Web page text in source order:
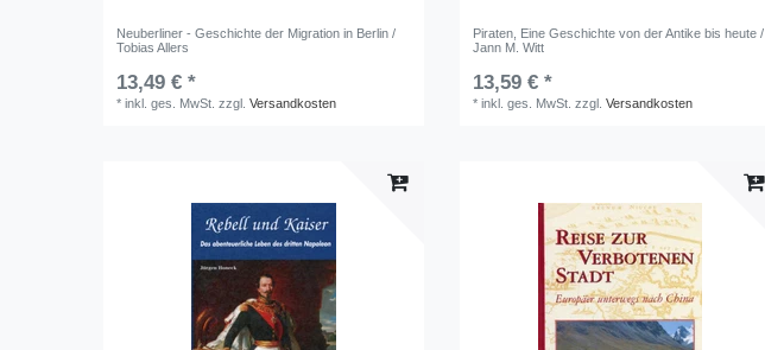
Neuberliner - Geschichte der Migration in Berlin /
Tobias Allers
13,49 € *
*inkl. ges. MwSt. zzgl.Versandkosten
Piraten, Eine Geschichte von der Antike bis heute /
Jann M. Witt
13,59 € *
*inkl. ges. MwSt. zzgl.Versandkosten